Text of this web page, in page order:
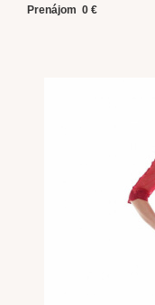
Prenájom 0 €